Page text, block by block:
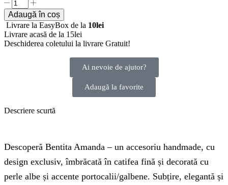
Adaugă în coș
Livrare la EasyBox de la 10lei
Livrare acasă de la 15lei
Deschiderea coletului la livrare Gratuit!
Ai nevoie de ajutor?
Adaugă la favorite
Descriere scurtă
Descoperă Bentita Amanda – un accesoriu handmade, cu
design exclusiv, îmbrăcată în catifea fină și decorată cu
perle albe și accente portocalii/galbene. Subțire, elegantă și